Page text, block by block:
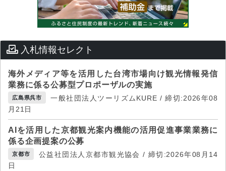
入札情報セレクト
海外メディア等を活用した台湾市場向け観光情報発信
業務に係る公募型プロポーザルの実施
広島県呉市
一般社団法人ツーリズムKURE / 締切:2026年08
月21日
AIを活用した京都観光案内機能の活用促進事業業務に
係る企画提案の公募
京都市
公益社団法人京都市観光協会 / 締切:2026年08月14
日